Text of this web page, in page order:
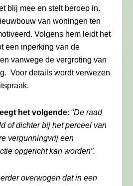
blij mee en stelt beroep in.
van woningen ten
Volgens hem leidt het
een inperking van de
vanwege de vergroting van
Voor details wordt verwezen
het volgende: “De raad
of dichter bij het perceel van
vergunningvrij een
opgericht kan worden”.
overwogen dat in een